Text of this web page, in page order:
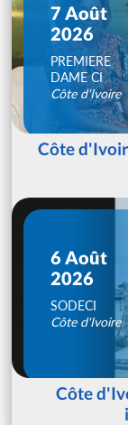
7 Août
2026
PREMIERE
DAME CI
Côte d'Ivoire
Côte
6 Août
2026
SODECI
Côte d'Ivoire
Côte